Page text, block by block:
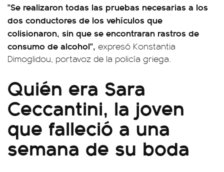
"Se realizaron todas las pruebas necesarias a los
dos conductores de los vehículos que
colisionaron, sin que se encontraran rastros de
consumo de alcohol", expresó Konstantia
Dimoglidou, portavoz de la policía griega.
Quién era Sara
Ceccantini, la joven
que falleció a una
semana de su boda